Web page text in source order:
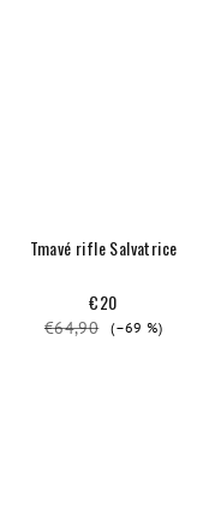
Tmavé rifle Salvatrice
€20
€64,90 (–69 %)